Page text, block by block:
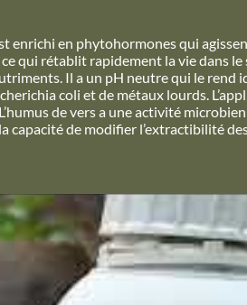
enrichi en phytohormones qui
qui rétablit rapidement la vie dans
Il a un pH neutre qui le rend
coli et de métaux lourds.
de vers a une activité
capacité de modifier l’extractibilité